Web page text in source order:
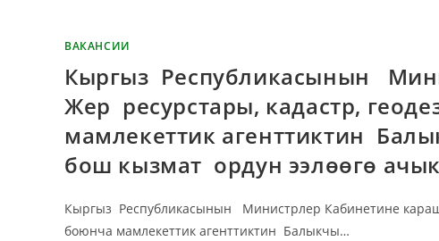
ВАКАНСИИ
Кыргыз Республикасынын
Жер ресурстары, кадастр,
мамлекеттик агенттиктин
бош кызмат ордун ээлөөгө
Кыргыз Республикасынын Министрлер Кабинетине
боюнча мамлекеттик агенттиктин Балыкчы…